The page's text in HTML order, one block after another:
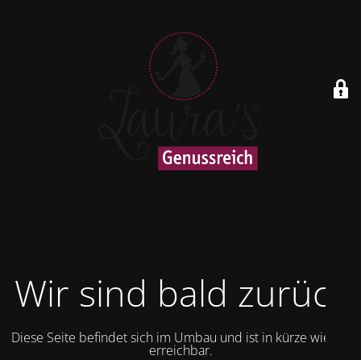
Wir sind bald zurück
Diese Seite befindet sich im Umbau und ist in kürze wieder
erreichbar.